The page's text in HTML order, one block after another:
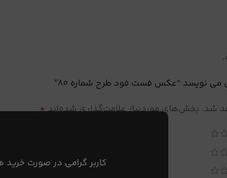
کاربر گرامی در صورت خرید
نویسد “عکس فست فود طرح شماره 80”
شد. بخش‌های موردنیاز علامت‌گذاری شده‌اند*